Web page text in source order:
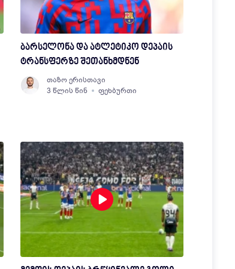
ბარსელონა და ატლეტიკო დეპაის
ტრანსფერზე შეთანხმდნენ
თაზო ერისთავი
3 წლის წინ
ფეხბურთი